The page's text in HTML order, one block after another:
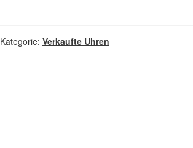
Kategorie: Verkaufte Uhren